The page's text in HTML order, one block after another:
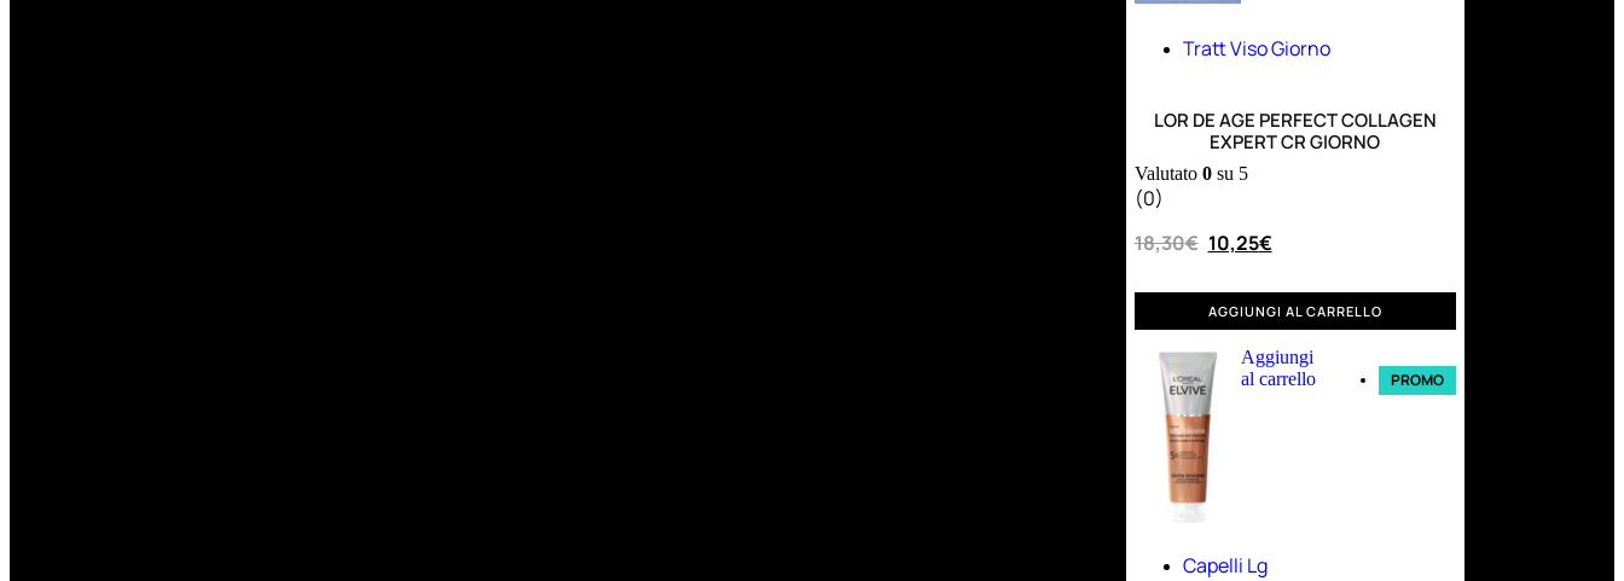
Tratt Viso Giorno
LOR DE AGE PERFECT COLLAGEN
EXPERT CR GIORNO
Valutato 0su 5
(0)
18,30€ 10,25€
AGGIUNGI AL CARRELLO
Aggiungi
al carrello
PROMO
Capelli Lg